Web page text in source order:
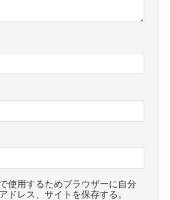
使用するためブラウザーに自分
ドレス、サイトを保存する。